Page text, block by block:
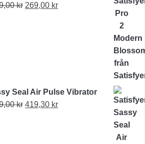
kr Det
269,00 krDet
Seal Air Pulse Vibrator
kr Det
419,30 krDet